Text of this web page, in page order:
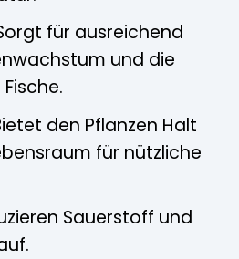
für ausreichend
und die
den Pflanzen Halt
für nützliche
Sauerstoff und